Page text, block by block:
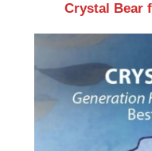
Crystal Bear